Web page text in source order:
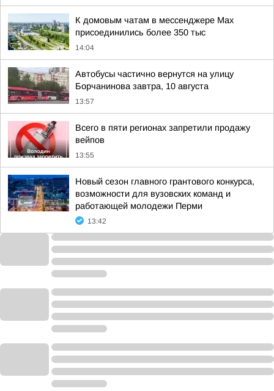
К домовым чатам в мессенджере Max
присоединились более 350 тыс
14:04
Автобусы частично вернутся на улицу
Борчанинова завтра, 10 августа
13:57
Всего в пяти регионах запретили продажу
вейпов
13:55
Новый сезон главного грантового конкурса,
возможности для вузовских команд и
работающей молодежи Перми
13:42